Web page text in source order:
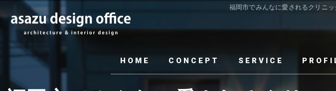
福岡市でみんなに愛されるクリニ
HOME CONCEPT SERVICE